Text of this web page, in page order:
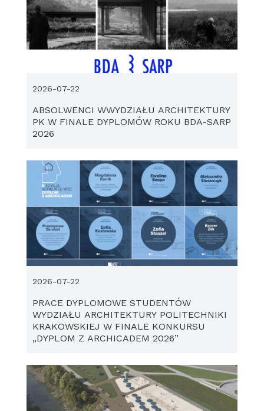
ABSOLWENCI WWYDZIAŁU ARCHITEKTURY
PK W FINALE DYPLOMÓW ROKU BDA-SARP
2026
2026-07-22
PRACE DYPLOMOWE STUDENTÓW
WYDZIAŁU ARCHITEKTURY POLITECHNIKI
KRAKOWSKIEJ W FINALE KONKURSU
„DYPLOM Z ARCHICADEM 2026”
2026-07-22